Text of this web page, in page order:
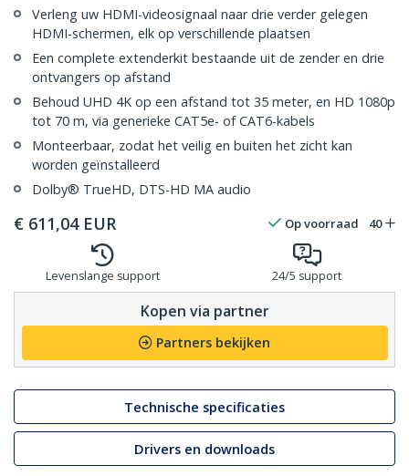
Verleng uw HDMI-videosignaal naar drie verder gelegen
HDMI-schermen, elk op verschillende plaatsen
Een complete extenderkit bestaande uit de zender en drie
ontvangers op afstand
Behoud UHD 4K op een afstand tot 35 meter, en HD 1080p
tot 70 m, via generieke CAT5e- of CAT6-kabels
Monteerbaar, zodat het veilig en buiten het zicht kan
worden geïnstalleerd
Dolby® TrueHD, DTS-HD MA audio
€ 611,04 EUR Op voorraad 40
Levenslange support 24/5 support
Kopen via partner
Partners bekijken
Technische specificaties
Drivers en downloads